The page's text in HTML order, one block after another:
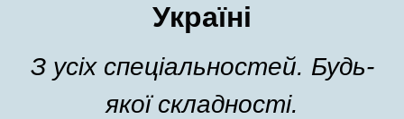
Україні
З усіх спеціальностей. Будь-
якої складності.